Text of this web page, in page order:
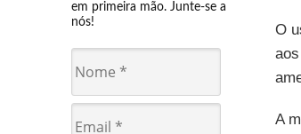
em primeira mão. Junte-se a
nós!
O
A